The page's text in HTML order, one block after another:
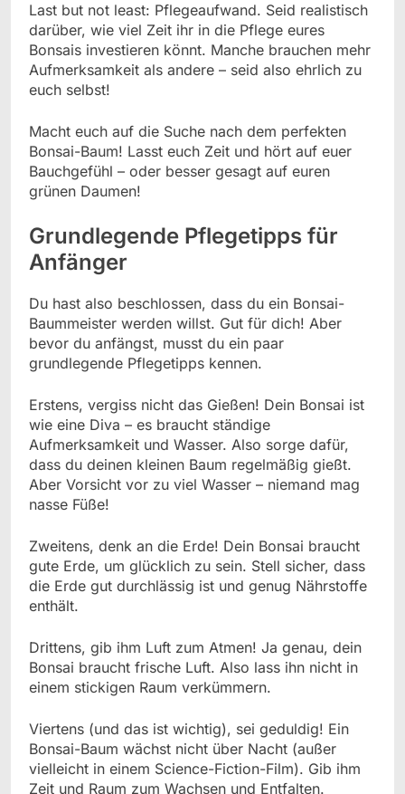
Last but not least: Pflegeaufwand. Seid realistisch
darüber, wie viel Zeit ihr in die Pflege eures
Bonsais investieren könnt. Manche brauchen mehr
Aufmerksamkeit als andere – seid also ehrlich zu
euch selbst!
Macht euch auf die Suche nach dem perfekten
Bonsai-Baum! Lasst euch Zeit und hört auf euer
Bauchgefühl – oder besser gesagt auf euren
grünen Daumen!
Grundlegende Pflegetipps für
Anfänger
Du hast also beschlossen, dass du ein Bonsai-
Baummeister werden willst. Gut für dich! Aber
bevor du anfängst, musst du ein paar
grundlegende Pflegetipps kennen.
Erstens, vergiss nicht das Gießen! Dein Bonsai ist
wie eine Diva – es braucht ständige
Aufmerksamkeit und Wasser. Also sorge dafür,
dass du deinen kleinen Baum regelmäßig gießt.
Aber Vorsicht vor zu viel Wasser – niemand mag
nasse Füße!
Zweitens, denk an die Erde! Dein Bonsai braucht
gute Erde, um glücklich zu sein. Stell sicher, dass
die Erde gut durchlässig ist und genug Nährstoffe
enthält.
Drittens, gib ihm Luft zum Atmen! Ja genau, dein
Bonsai braucht frische Luft. Also lass ihn nicht in
einem stickigen Raum verkümmern.
Viertens (und das ist wichtig), sei geduldig! Ein
Bonsai-Baum wächst nicht über Nacht (außer
vielleicht in einem Science-Fiction-Film). Gib ihm
Zeit und Raum zum Wachsen und Entfalten.